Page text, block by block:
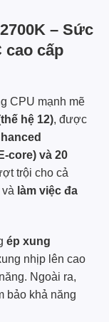
– Sức
cao cấp
CPU mạnh mẽ
hệ 12), được
core) và 20
trội cho cả
và làm việc đa
ép xung
nhịp lên cao
Ngoài ra,
bảo khả năng